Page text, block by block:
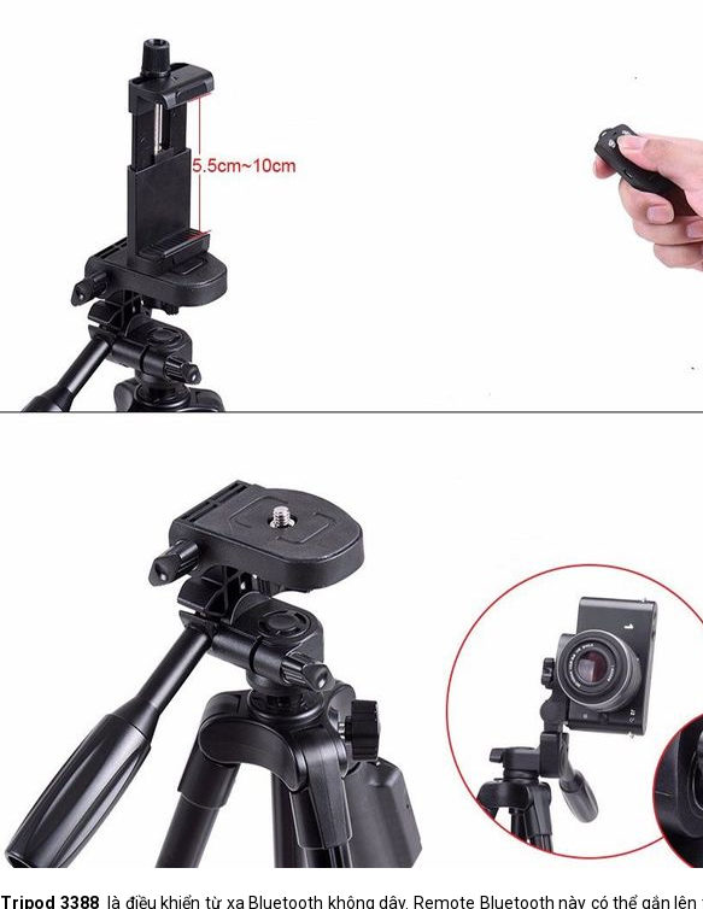
Tripod 3388 là điều khiển từ xa Bluetooth không dây. Remote Bluetooth này có thể gắn